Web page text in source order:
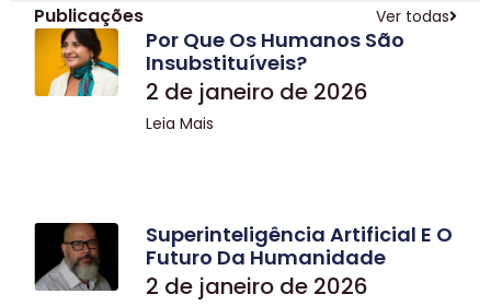
Publicações Ver todas
Por Que Os Humanos São
Insubstituíveis?
2 de janeiro de 2026
Leia Mais
Superinteligência Artificial E O
Futuro Da Humanidade
2 de janeiro de 2026